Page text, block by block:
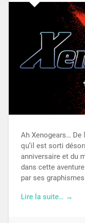
Ah Xenogears…
qu’il est sorti
anniversaire et du
dans cette
par ses
Lire la suite… →